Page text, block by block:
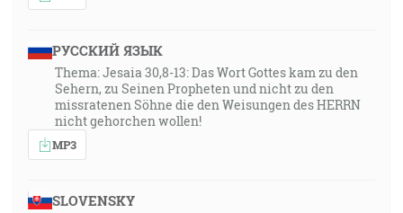
РУССКИЙ ЯЗЫК
Thema: Jesaia 30,8-13: Das Wort Gottes kam zu den
Sehern, zu Seinen Propheten und nicht zu den
missratenen Söhne die den Weisungen des HERRN
nicht gehorchen wollen!
MP3
SLOVENSKY